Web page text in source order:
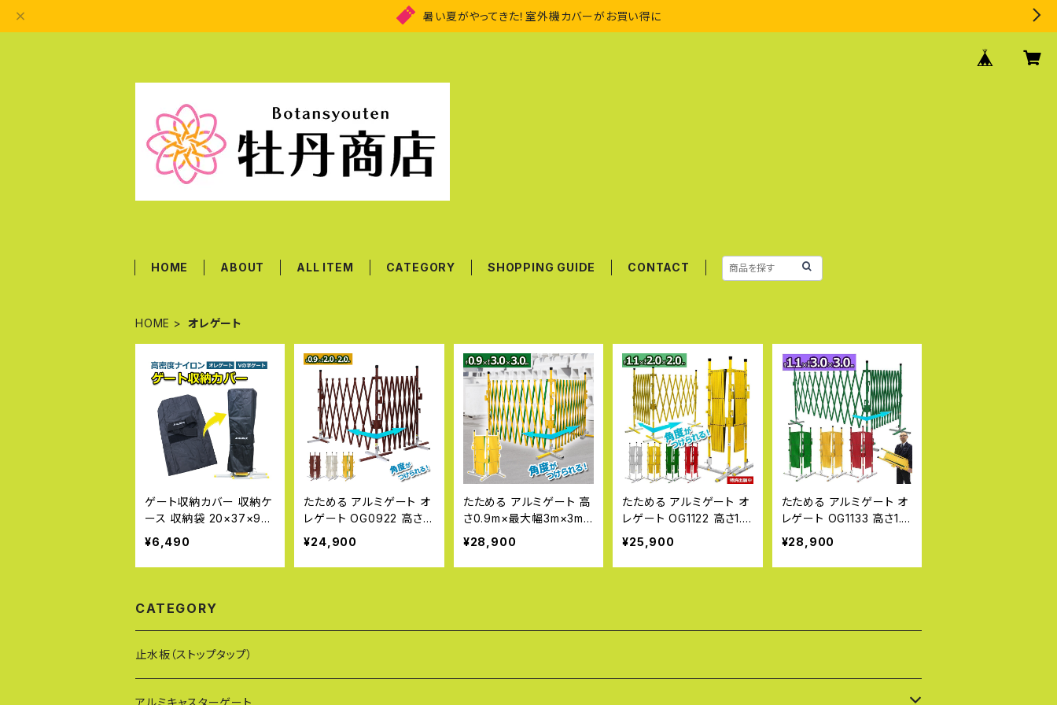
暑い夏がやってきた！室外機カバーがお買い得に
HOME ABOUT ALL ITEM CATEGORY SHOPPING GUIDE CONTACT
HOME オレゲート
ゲート収納カバー 収納ケ
ース 収納袋 20×37×90
cm<br>袋 保護袋 保護
保管 屋外 多機能収納 高
密度ナイロン 水に強い オ
G バッグ トン袋 キャスタ
ーゲート クロスゲート 仮
設ゲート アルマックス AL
MAX
¥6,490
たためる アルミゲート オ
レゲート OG0922 高さ0.
9×最大幅2m×2m アルミ
製 フェンス 間仕切り 折り
たたみ 伸縮 連結可能
¥24,900
たためる アルミゲート 高
さ0.9m×最大幅3m×3m<
br>オレゲート 連結可能
アルミ フェンス 間仕切り
折りたたみ 伸縮 ペットゲ
縮式 門扉 ガレージ 侵入
¥28,900
たためる アルミゲート オ
レゲート OG1122 高さ1.1
×最大幅2m×2m アルミ製
フェンス 間仕切り 折りた
たみ 伸縮 連結可能
¥25,900
たためる アルミゲート オ
レゲート OG1133 高さ1.1
×最大幅3m×3m アルミ製
フェンス 間仕切り 折りた
たみ 伸縮 連結可能
¥28,900
CATEGORY
止水板（ストップタップ）